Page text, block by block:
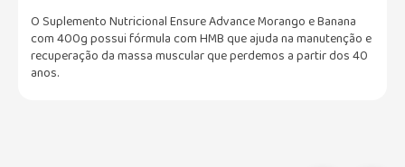
O Suplemento Nutricional Ensure Advance Morango e Banana
com 400g possui fórmula com HMB que ajuda na manutenção e
recuperação da massa muscular que perdemos a partir dos 40
anos.